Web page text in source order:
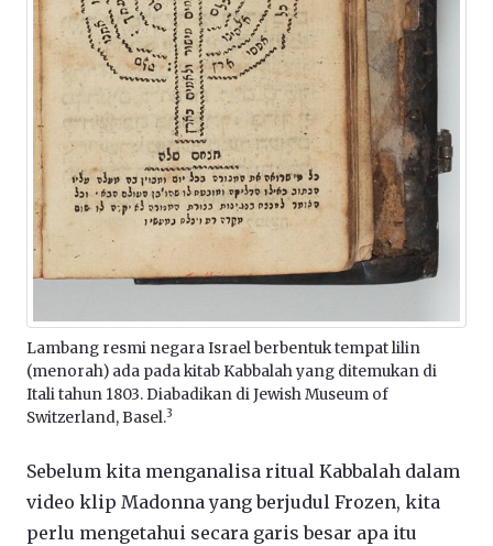
Lambang resmi negara Israel berbentuk tempat lilin
(menorah) ada pada kitab Kabbalah yang ditemukan di
Itali tahun 1803. Diabadikan di Jewish Museum of
Switzerland, Basel.3
Sebelum kita menganalisa ritual Kabbalah dalam
video klip Madonna yang berjudul Frozen, kita
perlu mengetahui secara garis besar apa itu